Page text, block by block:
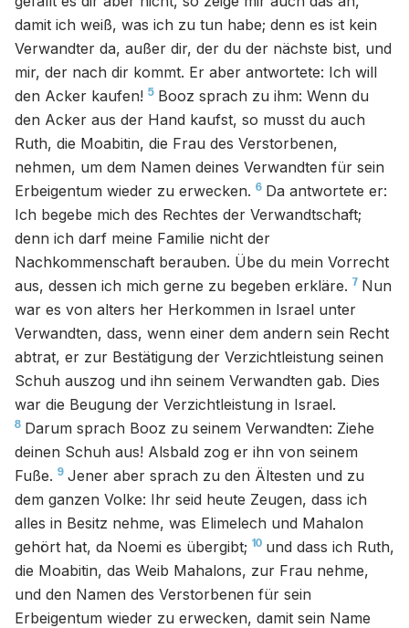
damit ich weiß, was ich zu tun habe; denn es ist kein
Verwandter da, außer dir, der du der nächste bist, und
mir, der nach dir kommt. Er aber antwortete: Ich will
den Acker kaufen! 5 Booz sprach zu ihm: Wenn du
den Acker aus der Hand kaufst, so musst du auch
Ruth, die Moabitin, die Frau des Verstorbenen,
nehmen, um dem Namen deines Verwandten für sein
Erbeigentum wieder zu erwecken. 6 Da antwortete er:
Ich begebe mich des Rechtes der Verwandtschaft;
denn ich darf meine Familie nicht der
Nachkommenschaft berauben. Übe du mein Vorrecht
aus, dessen ich mich gerne zu begeben erkläre. 7 Nun
war es von alters her Herkommen in Israel unter
Verwandten, dass, wenn einer dem andern sein Recht
abtrat, er zur Bestätigung der Verzichtleistung seinen
Schuh auszog und ihn seinem Verwandten gab. Dies
war die Beugung der Verzichtleistung in Israel.
8 Darum sprach Booz zu seinem Verwandten: Ziehe
deinen Schuh aus! Alsbald zog er ihn von seinem
Fuße. 9 Jener aber sprach zu den Ältesten und zu
dem ganzen Volke: Ihr seid heute Zeugen, dass ich
alles in Besitz nehme, was Elimelech und Mahalon
gehört hat, da Noemi es übergibt; 10 und dass ich Ruth,
die Moabitin, das Weib Mahalons, zur Frau nehme,
und den Namen des Verstorbenen für sein
Erbeigentum wieder zu erwecken, damit sein Name